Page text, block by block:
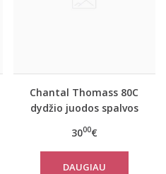
Chantal Thomass 80C
dydžio juodos spalvos
dirželiais korsetas
Popadelica
3000€
DAUGIAU